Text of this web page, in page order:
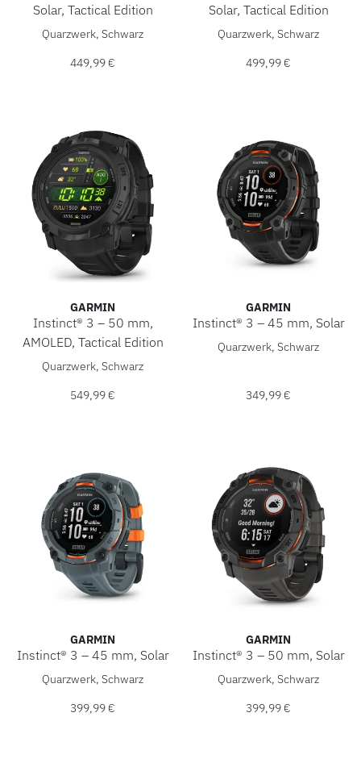
Solar, Tactical Edition
Garmin Instinct® 3 – 45 mm, Solar, Tactical Edition, Ref:
Quarzwerk, Schwarz
449,99 €
Solar, Tactical Edition
Garmin Instinct® 3 – 50
Quarzwerk, Schwarz
499,99 €
GARMIN
Instinct® 3 – 50 mm,
AMOLED, Tactical Edition
Garmin Instinct® 3 – 50 mm, AMOLED, Tactical Edition,
Quarzwerk, Schwarz
549,99 €
GARMIN
Instinct® 3 – 45 mm, Solar
Garmin Instinct® 3 – 45
Quarzwerk, Schwarz
349,99 €
GARMIN
Instinct® 3 – 45 mm, Solar
Garmin Instinct® 3 – 45 mm, Solar, Ref: 010-02934-01,
Quarzwerk, Schwarz
399,99 €
GARMIN
Instinct® 3 – 50 mm, Solar
Garmin Instinct® 3 – 50
Quarzwerk, Schwarz
399,99 €